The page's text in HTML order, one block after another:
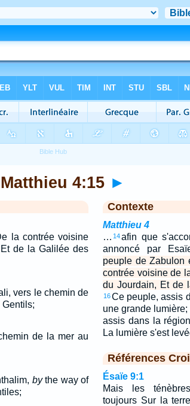
Matthieu 4:15 ►
la contrée voisine
de la Galilée des
vers le chemin de
Gentils;
de la mer au
bythe way of
Contexte
Matthieu 4
… 14afin que
annoncé par
peuple de Zabulon
contrée voisine de
du Jourdain, Et de
16Ce peuple, assis
une grande
assis dans la
La lumière s'est
Références
Ésaïe 9:1
Mais les
toujours Sur la